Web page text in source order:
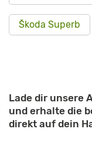
Škoda Superb
Lade dir unsere
und erhalte die
direkt auf dein